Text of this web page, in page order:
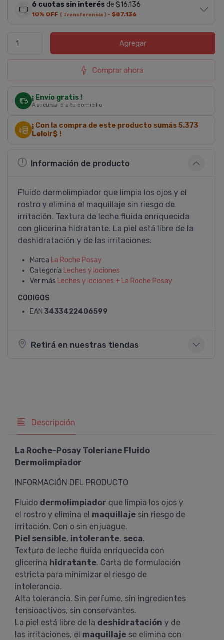
6 cuotas sin interésde $16.136
10% OFF ( Transferencia ) · $87.136
Agregar
Comprar ahora
¡ Envío gratis !
A sucursal o a tu domicilio
¡ Con la compra de este producto sumás5.373
Leloir$ !
Información de producto
Fluido dermolimpiador que limpia los ojos y el
rostro y elimina el maquillaje sin riesgo de
irritación. Textura de leche fluida enriquecida
con glicerina hidratante. La piel está libre de la
deshidratación y de las irritaciones.
Marca La Roche Posay
Categoría Leches y lociones
Ver más Leches y lociones + La Roche Posay
CODIGOS
EAN 3433422406599
Retirá en nuestras tiendas
Descripción
La Roche-Posay Toleriane Fluido
Dermolimpiador
INFORMACIÓN DEL PRODUCTO
Fluido dermolimpiador que limpia los ojos y
el rostro y elimina el maquillaje sin riesgo de
irritación. Con o sin enjuague.
Piel sensible, intolerante, seca.
Textura de leche fluida enriquecida con
glicerina hidratante. Carta de formulación
estricta para minimizar el riesgo de
intolerancia.
Alta tolerancia. Sin perfume, sin ingredientes
tensioactivos, sin conservantes.
La piel está libre de la deshidratación y de
las irritaciones, el maquillaje se elimina con